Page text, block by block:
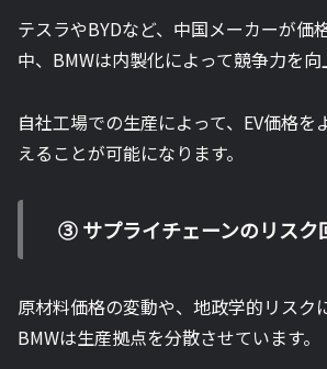
テスラやBYDなど、中国メーカーが価
中、BMWは内製化によって競争力を向
自社工場での生産によって、EV価格を
えることが可能になります。
③ サプライチェーンのリスク
原材料価格の変動や、地政学的リスク
BMWは生産拠点を分散させています。